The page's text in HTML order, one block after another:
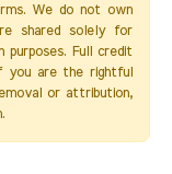
We do not own
shared solely for
purposes. Full credit
you are the rightful
or attribution,